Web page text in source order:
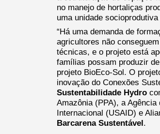
no manejo de hortaliças
uma unidade
“Há uma demanda de
agricultores não
técnicas, e o projeto está
famílias possam produzir
projeto BioEco-Sol. O
inovação do Conexões
Sustentabilidade Hydro
Amazônia (PPA), a
Internacional (USAID) e
Barcarena Sustentável.